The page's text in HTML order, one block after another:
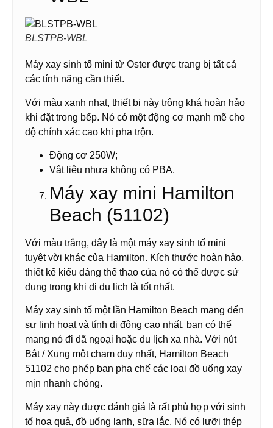
BLSTPB-WBL
Máy xay sinh tố mini từ Oster được trang bị tất cả
các tính năng cần thiết.
Với màu xanh nhạt, thiết bị này trông khá hoàn hảo
khi đặt trong bếp. Nó có một động cơ mạnh mẽ cho
độ chính xác cao khi pha trộn.
Động cơ 250W;
Vật liệu nhựa không có PBA.
Máy xay mini Hamilton
Beach (51102)
Với màu trắng, đây là một máy xay sinh tố mini
tuyệt vời khác của Hamilton. Kích thước hoàn hảo,
thiết kế kiểu dáng thể thao của nó có thể được sử
dụng trong khi đi du lịch là tốt nhất.
Máy xay sinh tố một lần Hamilton Beach mang đến
sự linh hoạt và tính di động cao nhất, bạn có thể
mang nó đi dã ngoại hoặc du lịch xa nhà. Với nút
Bật / Xung một chạm duy nhất, Hamilton Beach
51102 cho phép bạn pha chế các loại đồ uống xay
mịn nhanh chóng.
Máy xay này được đánh giá là rất phù hợp với sinh
tố hoa quả, đồ uống lạnh, sữa lắc. Nó có lưỡi thép